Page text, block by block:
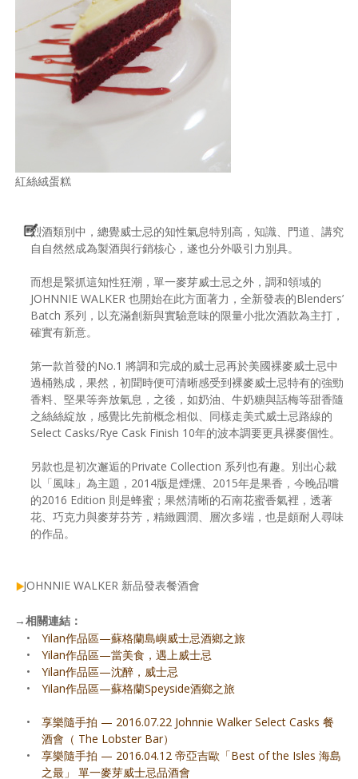
紅絲絨蛋糕
烈酒類別中，總覺威士忌的知性氣息特別高，知識、門道、講究
自自然然成為製酒與行銷核心，遂也分外吸引力別具。
而想是緊抓這知性狂潮，單一麥芽威士忌之外，調和領域的
JOHNNIE WALKER 也開始在此方面著力，全新發表的Blenders’
Batch 系列，以充滿創新與實驗意味的限量小批次酒款為主打，
確實有新意。
第一款首發的No.1 將調和完成的威士忌再於美國裸麥威士忌中
過桶熟成，果然，初聞時便可清晰感受到裸麥威士忌特有的強勁
香料、堅果等奔放氣息，之後，如奶油、牛奶糖與話梅等甜香隨
之絲絲綻放，感覺比先前概念相似、同樣走美式威士忌路線的
Select Casks∕Rye Cask Finish 10年的波本調要更具裸麥個性。
另款也是初次邂逅的Private Collection 系列也有趣。別出心裁
以「風味」為主題，2014版是煙燻、2015年是果香，今晚品嚐
的2016 Edition 則是蜂蜜；果然清晰的石南花蜜香氣裡，透著
花、巧克力與麥芽芬芳，精緻圓潤、層次多端，也是頗耐人尋味
的作品。
JOHNNIE WALKER 新品發表餐酒會
→相關連結：
•
Yilan作品區—蘇格蘭島嶼威士忌酒鄉之旅
•
Yilan作品區—當美食，遇上威士忌
•
Yilan作品區—沈醉，威士忌
•
Yilan作品區—蘇格蘭Speyside酒鄉之旅
•
享樂隨手拍 — 2016.07.22 Johnnie Walker Select Casks 餐
酒會（ The Lobster Bar）
•
享樂隨手拍 — 2016.04.12 帝亞吉歐「Best of the Isles 海島
之最」 單一麥芽威士忌品酒會